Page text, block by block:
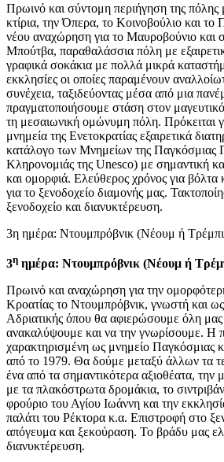
Πρωινό και σύντομη περιήγηση της
κτίρια, την Όπερα, το Κοινοβούλιο και
νέου αναχώρηση για το Μαυροβούνιο και
Μπούτβα, παραθαλάσσια πόλη με
γραφικά σοκάκια με πολλά μικρά
εκκλησίες οι οποίες παραμένουν
συνέχεια, ταξιδεύοντας μέσα από μια
πραγματοποιήσουμε στάση στον
τη μεσαιωνική ομώνυμη πόλη. Πρόκειται
μνημεία της Ενετοκρατίας εξαιρετικά
κατάλογο των Μνημείων της Παγκόσμιας
Κληρονομιάς της Unesco) με σημαντική
και ομορφιά. Ελεύθερος χρόνος για βόλτα
για το ξενοδοχείο διαμονής μας.
ξενοδοχείο και διανυκτέρευση.
3η ημέρα: Ντουμπρόβνικ (Νέουμ ή
3η ημέρα: Ντουμπρόβνικ (Νέουμ ή
Πρωινό και αναχώρηση για την
Κροατίας το Ντουμπρόβνικ, γνωστή και ως
Αδριατικής όπου θα αφιερώσουμε όλη μας
ανακαλύψουμε και να την γνωρίσουμε. Η
χαρακτηρισμένη ως μνημείο Παγκόσμιας
από το 1979. Θα δούμε μεταξύ άλλων τα
ένα από τα σημαντικότερα αξιοθέατα, την
με τα πλακόστρωτα δρομάκια, το
φρούριο του Αγίου Ιωάννη και την
παλάτι του Ρέκτορα κ.α. Επιστροφή στο
απόγευμα και ξεκούραση. Το βράδυ μας
διανυκτέρευση.